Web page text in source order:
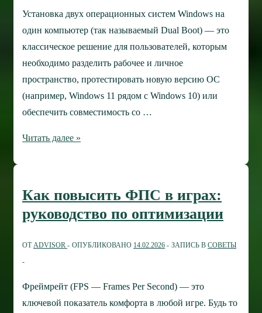
Установка двух операционных систем Windows на
один компьютер (так называемый Dual Boot) — это
классическое решение для пользователей, которым
необходимо разделить рабочее и личное
пространство, протестировать новую версию ОС
(например, Windows 11 рядом с Windows 10) или
обеспечить совместимость со …
Как
на
диск
потери
Читать далее »
Как повысить ФПС в играх:
руководство по оптимизации
ОТ ADVISOR ОПУБЛИКОВАНО 14.02.2026 ЗАПИСЬ В СОВЕТЫ
Фреймрейт (FPS — Frames Per Second) — это
ключевой показатель комфорта в любой игре. Будь то